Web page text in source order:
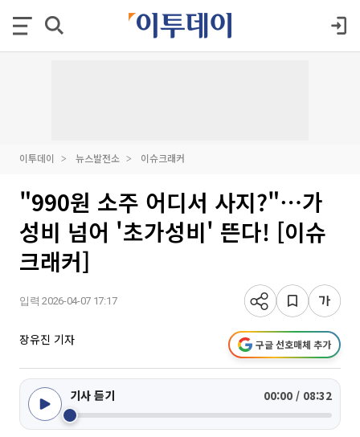
이투데이 뉴스발전소 이슈크래커
"990원 소주 어디서 사지?"⋯가
성비 넘어 '초가성비' 뜬다! [이슈
크래커]
입력 2026-04-07 17:17
장유진 기자 구글 선호매체 추가
기사 듣기 00:00 / 08:32